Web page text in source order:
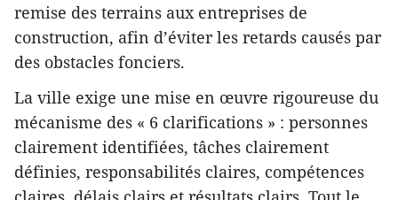
remise des terrains aux entreprises de
construction, afin d’éviter les retards causés par
des obstacles fonciers.
La ville exige une mise en œuvre rigoureuse du
mécanisme des « 6 clarifications » : personnes
clairement identifiées, tâches clairement
définies, responsabilités claires, compétences